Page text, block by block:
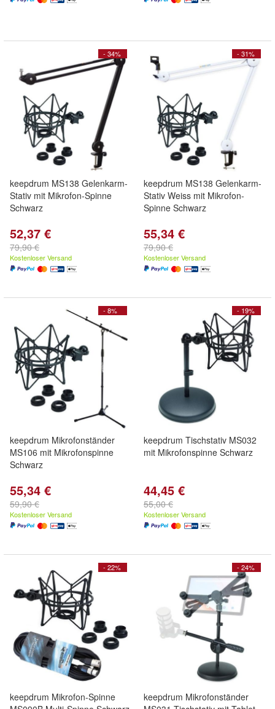
- 34%
keepdrum MS138 Gelenkarm-
Stativ mit Mikrofon-Spinne
Schwarz
52,37 €
79,90 €
Kostenloser Versand
- 31%
keepdrum MS138 Gelenkarm-
Stativ Weiss mit Mikrofon-
Spinne Schwarz
55,34 €
79,90 €
Kostenloser Versand
- 8%
keepdrum Mikrofonständer
MS106 mit Mikrofonspinne
Schwarz
55,34 €
59,90 €
Kostenloser Versand
- 19%
keepdrum Tischstativ MS032
mit Mikrofonspinne Schwarz
44,45 €
55,00 €
Kostenloser Versand
- 22%
keepdrum Mikrofon-Spinne
- 24%
keepdrum Mikrofonständer